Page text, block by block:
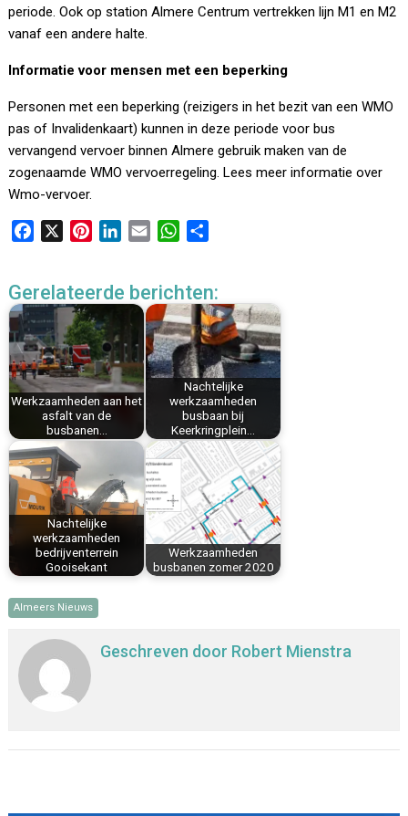
periode. Ook op station Almere Centrum vertrekken lijn M1 en M2
vanaf een andere halte.
Informatie voor mensen met een beperking
Personen met een beperking (reizigers in het bezit van een WMO
pas of Invalidenkaart) kunnen in deze periode voor bus
vervangend vervoer binnen Almere gebruik maken van de
zogenaamde WMO vervoerregeling. Lees meer informatie over
Wmo-vervoer.
e
b
o
o
k
t
e
r
e
s
t
k
d
I
n
i
l
W
t
s
A
p
p
e
n
Gerelateerde berichten:
Werkzaamheden aan het
asfalt van de
busbanen…
Nachtelijke
werkzaamheden
busbaan bij
Keerkringplein…
Nachtelijke
werkzaamheden
bedrijventerrein
Gooisekant
Werkzaamheden
busbanen zomer 2020
Almeers Nieuws
Geschreven door Robert Mienstra